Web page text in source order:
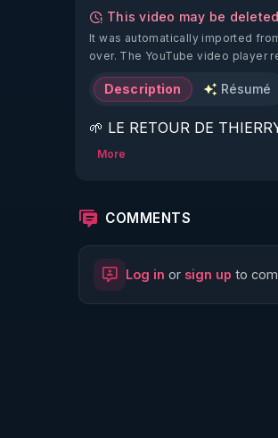
This video may be
It was automatically imported
over. The YouTube video player
Description Résumé
🌱 LE RETOUR DE
🌱 LE MAGAZINE
http://rgnr.li/ymag
More
COMMENTS
Log in or sign up to